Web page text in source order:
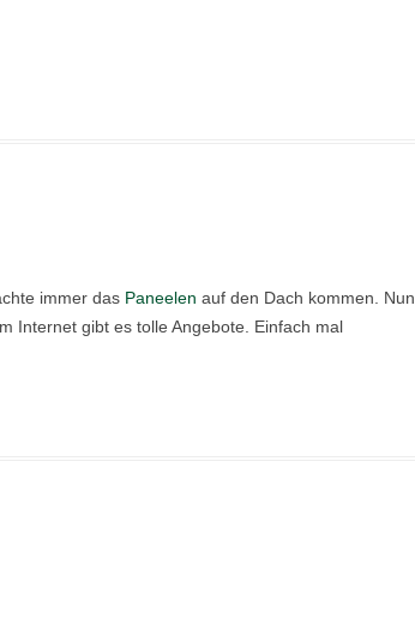
immer das Paneelen auf den Dach kommen. Nun
Internet gibt es tolle Angebote. Einfach mal